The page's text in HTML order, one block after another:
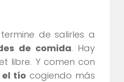
de salirles a
de comida. Hay
libre. Y comen con
tío cogiendo más